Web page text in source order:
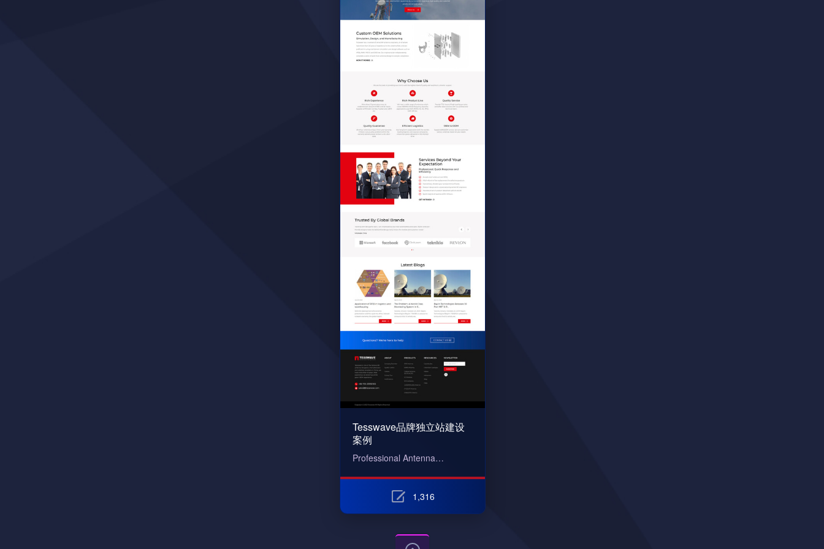
Tesswave品牌独立站建设
案例
Professional Antenna…
1,316